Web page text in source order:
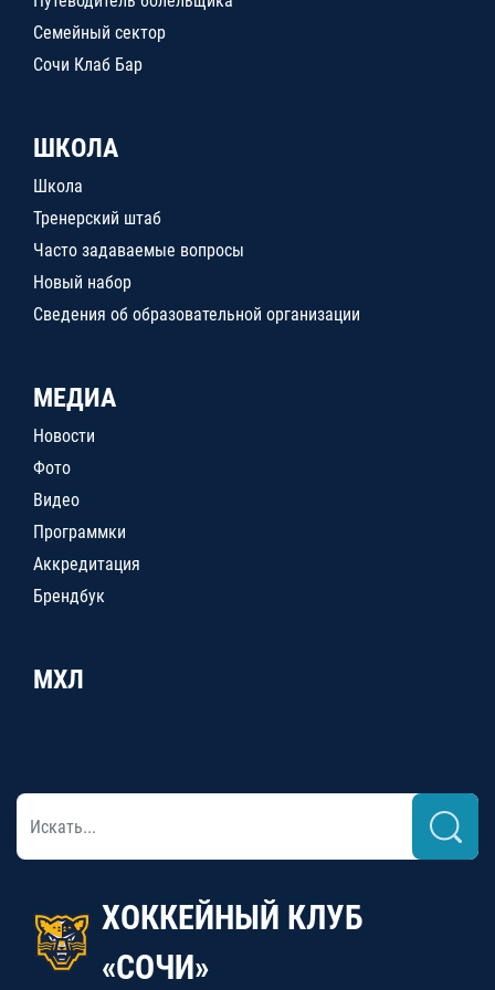
Семейный сектор
Сочи Клаб Бар
ШКОЛА
Школа
Тренерский штаб
Часто задаваемые вопросы
Новый набор
Сведения об образовательной организации
МЕДИА
Новости
Фото
Видео
Программки
Аккредитация
Брендбук
МХЛ
ХОККЕЙНЫЙ КЛУБ
«СОЧИ»